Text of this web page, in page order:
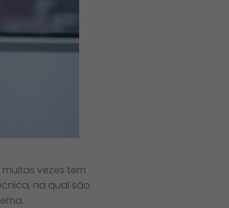
vezes tem
na qual são